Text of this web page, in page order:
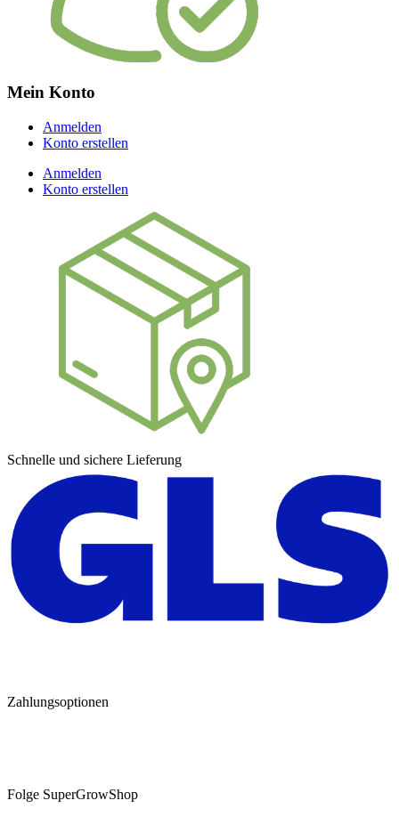
Mein Konto
Anmelden
Konto erstellen
Anmelden
Konto erstellen
Schnelle und sichere Lieferung
Zahlungsoptionen
Folge SuperGrowShop